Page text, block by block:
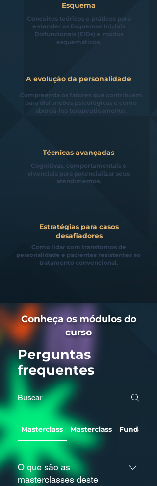
Esquema
Conceitos teóricos e práticos para
entender os Esquemas Iniciais
Disfuncionais (EIDs) e modos
esquemáticos.
A evolução da personalidade
Compreenda os fatores que contribuem
para disfunções psicológicas e como
abordá-los terapeuticamente.
Cognitivas, comportamentais e
vivenciais para potencializar seus
atendimentos.
Técnicas avançadas
Como lidar com transtornos de
personalidade e pacientes resistentes ao
tratamento convencional.
Estratégias para casos
desafiadores
Conheça os módulos do
curso
Perguntas
frequentes
Masterclass Masterclass
O que são as
masterclasses deste